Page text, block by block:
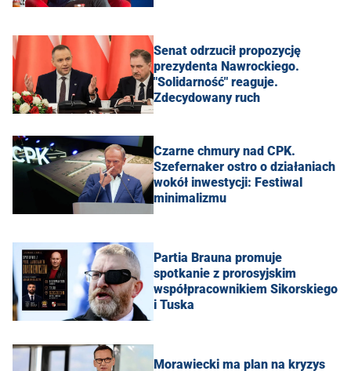
Senat odrzucił propozycję
prezydenta Nawrockiego.
"Solidarność" reaguje.
Zdecydowany ruch
Czarne chmury nad CPK.
Szefernaker ostro o działaniach
wokół inwestycji: Festiwal
minimalizmu
Partia Brauna promuje
spotkanie z prorosyjskim
współpracownikiem Sikorskiego
i Tuska
Morawiecki ma plan na kryzys